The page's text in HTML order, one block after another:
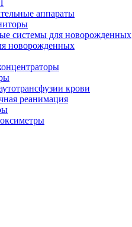
аппараты
системы для новорожденных
новорожденных
крови
реанимация